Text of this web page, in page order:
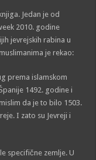
Jedan je od
2010. godine
jevrejskih rabina u
je rekao:
prema islamskom
1492. godine i
da je to bilo 1503.
I zato su Jevreji i
specifične zemlje. U